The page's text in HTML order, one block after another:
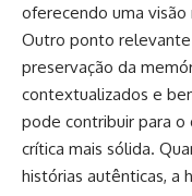
oferecendo uma visão
Outro ponto
preservação da
contextualizados e
pode contribuir para o
crítica mais sólida.
histórias autênticas, a